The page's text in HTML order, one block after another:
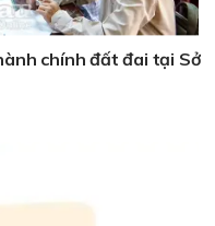
chính đất đai tại Sở